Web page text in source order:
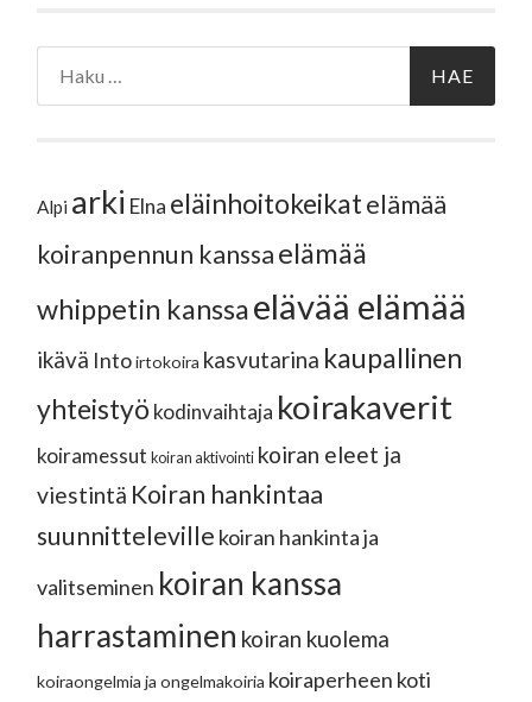
Alpi arki Elna eläinhoitokeikatelämää
koiranpennun kanssaelämää
whippetin kanssaelävää elämää
ikävä Intoirtokoira kasvutarina kaupallinen
yhteistyö kodinvaihtaja koirakaverit
koiramessut koiran aktivointi koiran eleet ja
viestintä Koiran hankintaa
suunnitteleville koiran hankinta ja
valitseminen koiran kanssa
harrastaminen koiran kuolema
koiraongelmia ja ongelmakoiria koiraperheen koti